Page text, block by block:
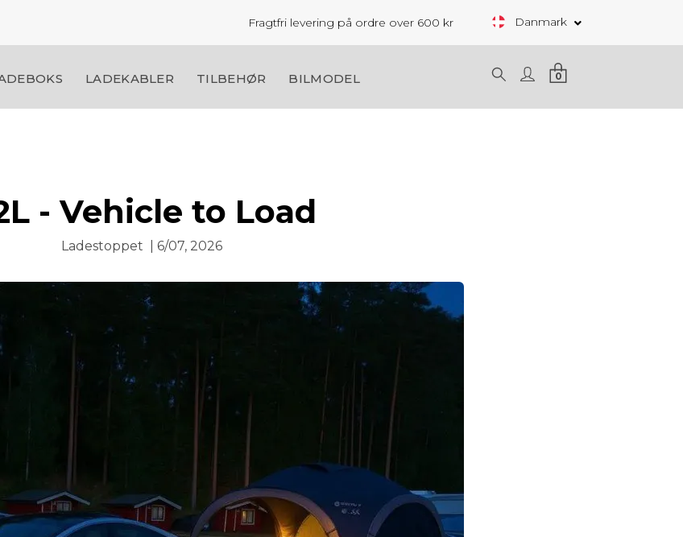
Fragtfri levering på ordre over 600 kr Danmark
LADEKABLER TILBEHØR BILMODEL 0
- Vehicle to Load
Ladestoppet 6/07, 2026